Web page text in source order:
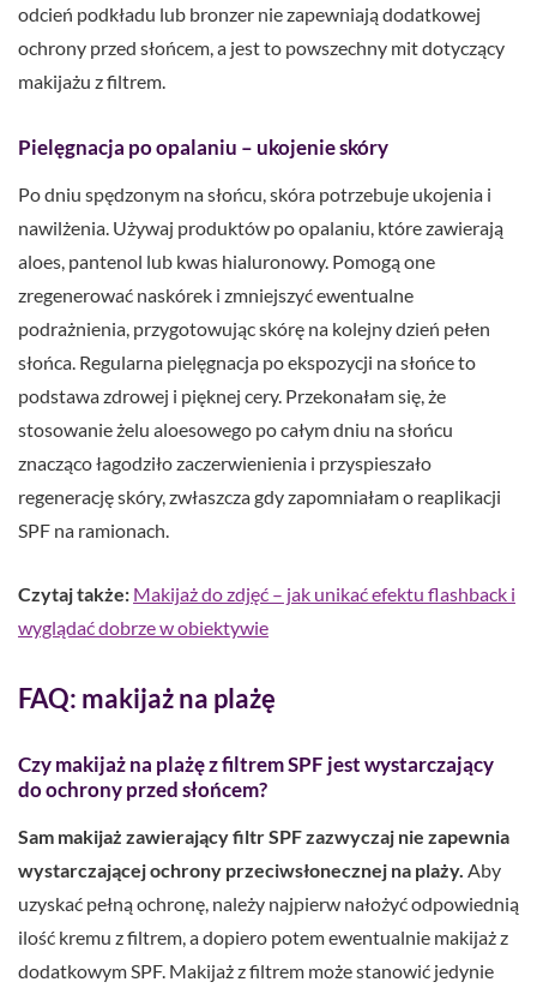
odcień podkładu lub bronzer nie zapewniają dodatkowej
ochrony przed słońcem, a jest to powszechny mit dotyczący
makijażu z filtrem.
Pielęgnacja po opalaniu – ukojenie skóry
Po dniu spędzonym na słońcu, skóra potrzebuje ukojenia i
nawilżenia. Używaj produktów po opalaniu, które zawierają
aloes, pantenol lub kwas hialuronowy. Pomogą one
zregenerować naskórek i zmniejszyć ewentualne
podrażnienia, przygotowując skórę na kolejny dzień pełen
słońca. Regularna pielęgnacja po ekspozycji na słońce to
podstawa zdrowej i pięknej cery. Przekonałam się, że
stosowanie żelu aloesowego po całym dniu na słońcu
znacząco łagodziło zaczerwienienia i przyspieszało
regenerację skóry, zwłaszcza gdy zapomniałam o reaplikacji
SPF na ramionach.
Czytaj także: Makijaż do zdjęć – jak unikać efektu flashback i
wyglądać dobrze w obiektywie
FAQ: makijaż na plażę
Czy makijaż na plażę z filtrem SPF jest wystarczający
do ochrony przed słońcem?
Sam makijaż zawierający filtr SPF zazwyczaj nie zapewnia
wystarczającej ochrony przeciwsłonecznej na plaży. Aby
uzyskać pełną ochronę, należy najpierw nałożyć odpowiednią
ilość kremu z filtrem, a dopiero potem ewentualnie makijaż z
dodatkowym SPF. Makijaż z filtrem może stanowić jedynie